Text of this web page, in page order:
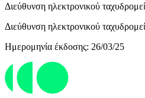
Διεύθυνση ηλεκτρονικού
Διεύθυνση ηλεκτρονικού
Ημερομηνία έκδοσης: 26/03/25